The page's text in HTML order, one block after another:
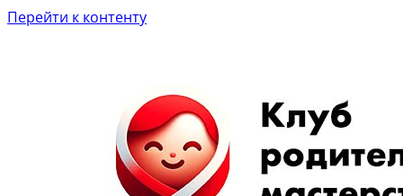
Перейти к контенту